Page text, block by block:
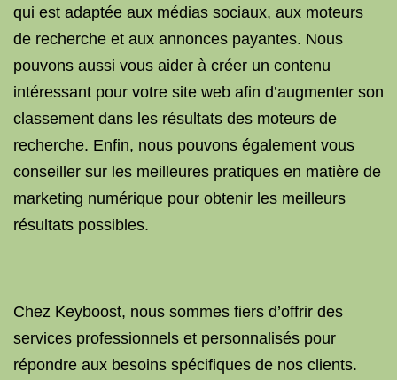
qui est adaptée aux médias sociaux, aux moteurs
de recherche et aux annonces payantes. Nous
pouvons aussi vous aider à créer un contenu
intéressant pour votre site web afin d’augmenter son
classement dans les résultats des moteurs de
recherche. Enfin, nous pouvons également vous
conseiller sur les meilleures pratiques en matière de
marketing numérique pour obtenir les meilleurs
résultats possibles.
Chez Keyboost, nous sommes fiers d’offrir des
services professionnels et personnalisés pour
répondre aux besoins spécifiques de nos clients.